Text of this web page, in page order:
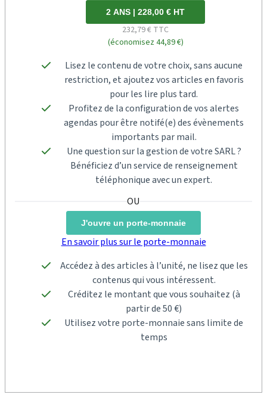
2 ANS | 228,00 € HT
232,79 € TTC
(économisez 44,89 €)
Lisez le contenu de votre choix, sans aucune
restriction, et ajoutez vos articles en favoris
pour les lire plus tard.
Profitez de la configuration de vos alertes
agendas pour être notifé(e) des évènements
importants par mail.
Une question sur la gestion de votre SARL ?
Bénéficiez d’un service de renseignement
téléphonique avec un expert.
J'ouvre un porte-monnaie
En savoir plus sur le porte-monnaie
Accédez à des articles à l’unité, ne lisez que les
contenus qui vous intéressent.
Créditez le montant que vous souhaitez (à
partir de 50 €)
Utilisez votre porte-monnaie sans limite de
temps